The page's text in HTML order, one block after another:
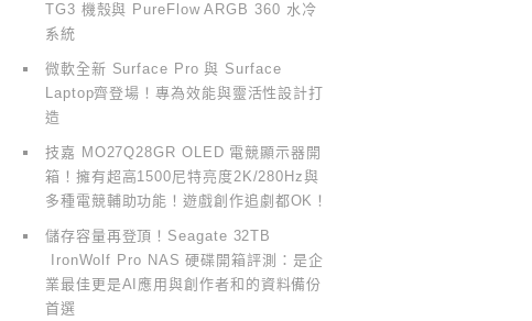
TG3 機殼與 PureFlow ARGB 360 水冷
系統
微軟全新 Surface Pro 與 Surface
Laptop齊登場！專為效能與靈活性設計打
造
技嘉 MO27Q28GR OLED 電競顯示器開
箱！擁有超高1500尼特亮度2K/280Hz與
多種電競輔助功能！遊戲創作追劇都OK！
儲存容量再登頂！Seagate 32TB
IronWolf Pro NAS 硬碟開箱評測：是企
業最佳更是AI應用與創作者和的資料備份
首選